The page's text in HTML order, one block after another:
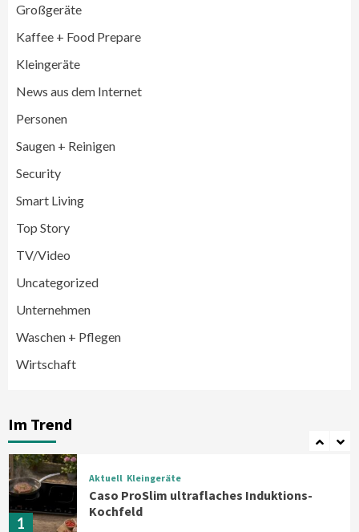
Großgeräte
Kaffee + Food Prepare
Kleingeräte
News aus dem Internet
Personen
Saugen + Reinigen
Security
Smart Living
Top Story
TV/Video
Uncategorized
Unternehmen
Waschen + Pflegen
Wirtschaft
Im Trend
3
LG feiert 10 Jahre InstaView
steigern Frequenz und Umsatz im
5
6
Verbraucher setzen immer mehr auf
Klimageräte und Ventilatoren
7
1
Aktuell Kleingeräte
Caso ProSlim ultraflaches Induktions-
Kochfeld